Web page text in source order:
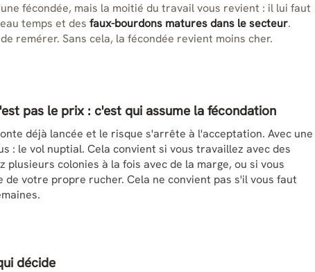
fécondée, mais la moitié du travail vous revient : il lui faut
temps et des faux-bourdons matures dans le secteur.
remérer. Sans cela, la fécondée revient moins cher.
pas le prix : c'est qui assume la fécondation
déjà lancée et le risque s'arrête à l'acceptation. Avec une
: le vol nuptial. Cela convient si vous travaillez avec des
colonies à la fois avec de la marge, ou si vous
votre propre rucher. Cela ne convient pas s'il vous faut
décide